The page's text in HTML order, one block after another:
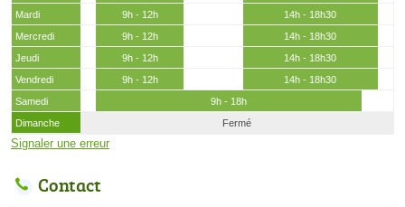
Mardi
9h - 12h
14h - 18h30
Mercredi
9h - 12h
14h - 18h30
Jeudi
9h - 12h
14h - 18h30
Vendredi
9h - 12h
14h - 18h30
Samedi
9h - 18h
Dimanche
Fermé
Signaler une erreur
Contact